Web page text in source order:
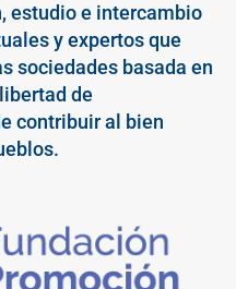
estudio e intercambio
y expertos que
sociedades basada en
de
contribuir al bien